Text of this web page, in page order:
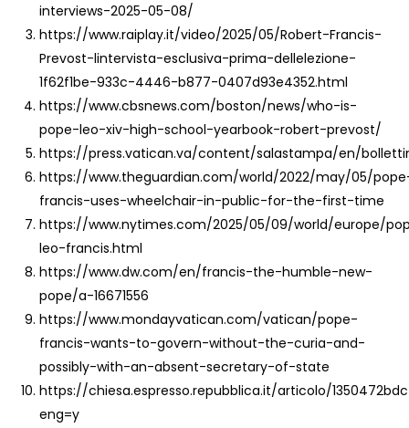
interviews-2025-05-08/
https://www.raiplay.it/video/2025/05/Robert-Francis-
Prevost-lintervista-esclusiva-prima-dellelezione-
1f62f1be-933c-4446-b877-0407d93e4352.html
https://www.cbsnews.com/boston/news/who-is-
pope-leo-xiv-high-school-yearbook-robert-prevost/
https://press.vatican.va/content/salastampa/en/
https://www.theguardian.com/world/2022/may/05/
francis-uses-wheelchair-in-public-for-the-first-time
https://www.nytimes.com/2025/05/09/world/europe/
leo-francis.html
https://www.dw.com/en/francis-the-humble-new-
pope/a-16671556
https://www.mondayvatican.com/vatican/pope-
francis-wants-to-govern-without-the-curia-and-
possibly-with-an-absent-secretary-of-state
https://chiesa.espresso.repubblica.it/articolo/
eng=y